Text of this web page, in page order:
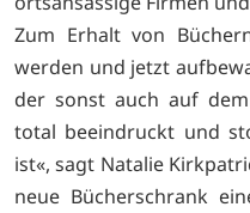
Zum Erhalt von
werden und jetzt
der sonst auch auf
total beeindruckt und
ist«, sagt Natalie
neue Bücherschrank